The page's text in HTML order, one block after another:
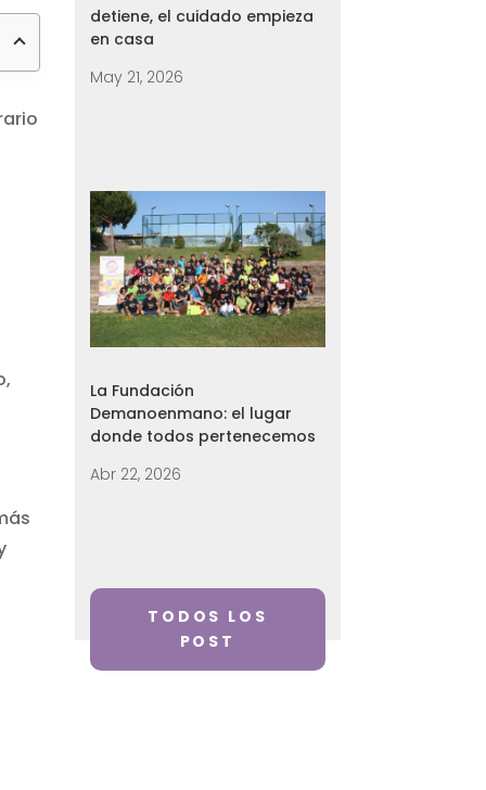
detiene, el cuidado empieza
en casa
May 21, 2026
La Fundación
Demanoenmano: el lugar
donde todos pertenecemos
Abr 22, 2026
TODOS LOS
POST